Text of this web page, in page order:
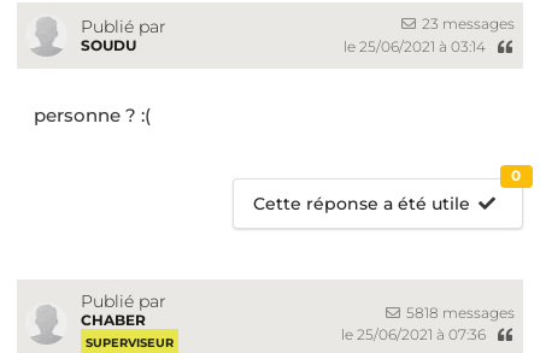
Publié par
SOUDU
23 messages
le 25/06/2021 à 03:14
personne ? :(
Cette réponse a été utile
0
Publié par
CHABER
SUPERVISEUR
5818 messages
le 25/06/2021 à 07:36